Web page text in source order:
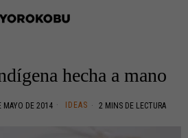
hecha a mano
MAYO DE 2014 IDEAS 2 MINS DE LECTURA